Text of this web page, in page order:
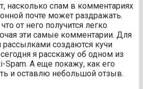
насколько спам в комментариях
почте может раздражать.
от него получится легко
эти самые комментарии. Для
создаются кучи
я расскажу об одном из
Spam. А еще покажу, как его
и оставлю небольшой отзыв.